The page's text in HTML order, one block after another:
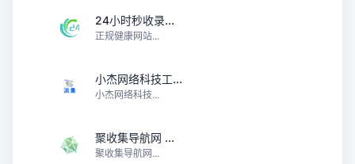
24小时秒收录...
正规健康网站...
小杰网络科技工...
小杰网络科技...
聚收集导航网 ...
聚收集导航网...